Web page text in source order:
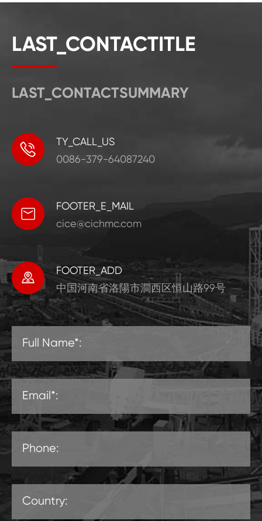
LAST_CONTACTITLE
LAST_CONTACTSUMMARY

TY_CALL_US
0086-379-64087240

FOOTER_E_MAIL
cice@cichmc.com

FOOTER_ADD
中国河南省洛陽市澗西区恒山路99号